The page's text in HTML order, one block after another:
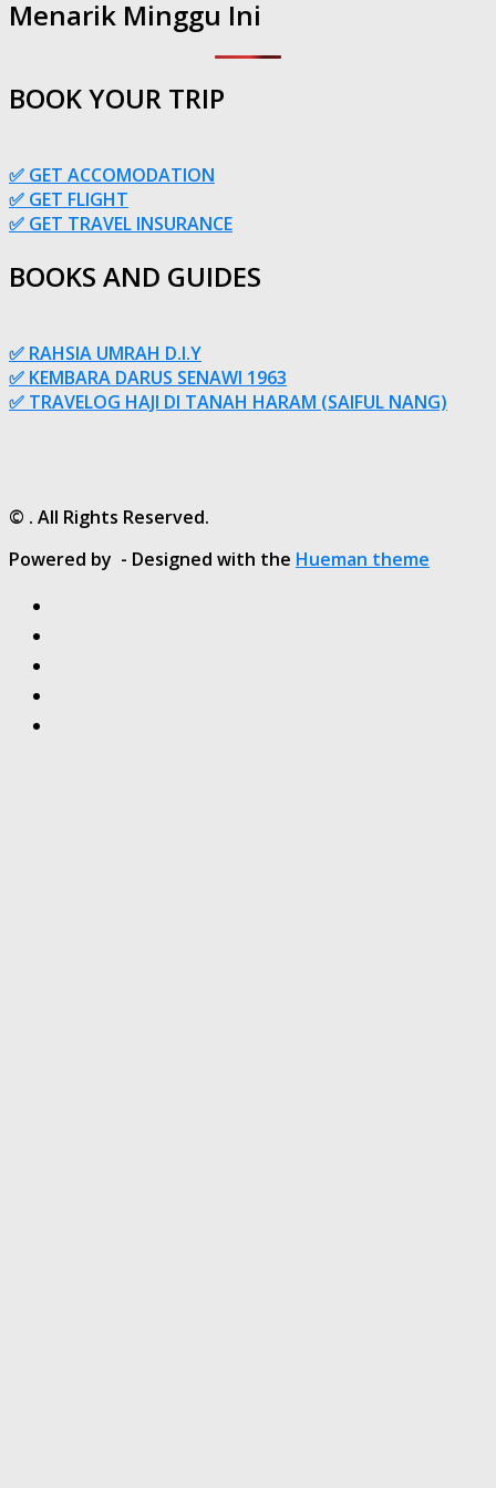
Menarik Minggu Ini
BOOK YOUR TRIP
✅ GET ACCOMODATION
✅ GET FLIGHT
✅ GET TRAVEL INSURANCE
BOOKS AND GUIDES
✅ RAHSIA UMRAH D.I.Y
✅ KEMBARA DARUS SENAWI 1963
✅ TRAVELOG HAJI DI TANAH HARAM (SAIFUL NANG)
© . All Rights Reserved.
Powered by - Designed with the Hueman theme